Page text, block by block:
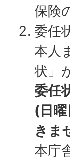
保険
委任
本人
状」
委任
(日
きま
本庁